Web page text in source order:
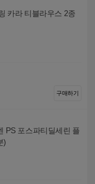
카라 티블라우스 2종
구매하기
PS 포스파티딜세린 플
)